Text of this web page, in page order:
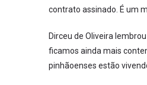
contrato assinado. É um
Dirceu de Oliveira
ficamos ainda mais
pinhãoenses estão